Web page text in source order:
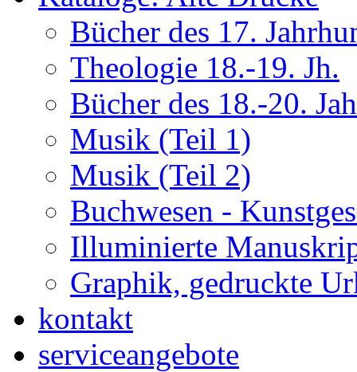
Bücher des 17.
Theologie 18.-19. Jh.
Bücher des 18.-20.
Musik (Teil 1)
Musik (Teil 2)
Buchwesen -
Illuminierte
Graphik, gedruckte
kontakt
serviceangebote